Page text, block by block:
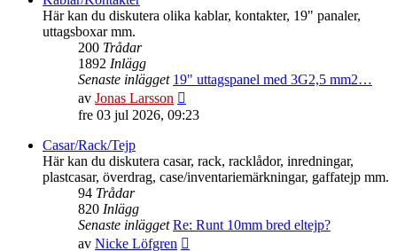
inlägget
Här kan du diskutera olika kablar, kontakter, 19" panaler,
uttagsboxar mm.
200 Trådar
1892 Inlägg
Senaste inlägget 19" uttagspanel med 3G2,5 mm2…
av Jonas Larsson
till
inlägget
fre 03 jul 2026, 09:23
Casar/Rack/Tejp
Här kan du diskutera casar, rack, racklådor, inredningar,
plastcasar, överdrag, case/inventariemärkningar, gaffatejp mm.
94 Trådar
820 Inlägg
Senaste inlägget Re: Runt 10mm bred eltejp?
av Nicke Löfgren